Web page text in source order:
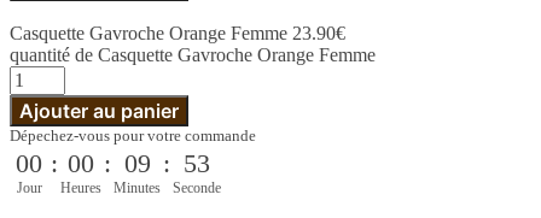
Casquette Gavroche Orange Femme 23.90€
quantité de Casquette Gavroche Orange Femme
Ajouter au panier
Dépechez-vous pour votre commande
00
Jour
: 00
Heures
: 09
Minutes
: 52
Seconde